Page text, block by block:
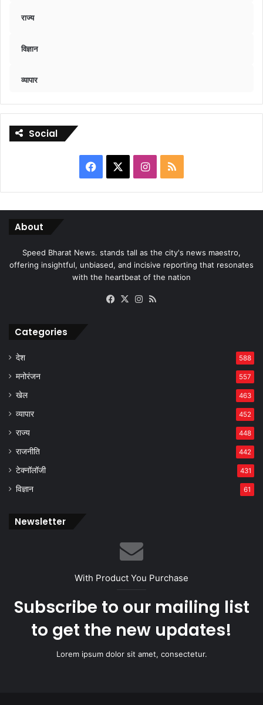
राज्य
विज्ञान
व्यापार
Social
Facebook Instagram
RSS
About
Speed Bharat News. stands tall as the city's news maestro,
offering insightful, unbiased, and incisive reporting that resonates
with the heartbeat of the nation
Facebook
X Instagram
Categories
देश 588
मनोरंजन 557
खेल 463
व्यापार 452
राज्य 448
राजनीति 442
टेक्नॉलॉजी 431
विज्ञान 61
Newsletter
With Product You Purchase
Subscribe to our mailing list
to get the new updates!
Lorem ipsum dolor sit amet, consectetur.